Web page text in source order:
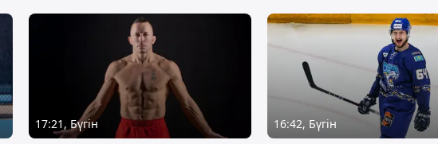
17:21, Бүгін 16:42, Бүгін